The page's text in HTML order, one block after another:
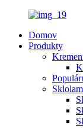
Domov
Produkty